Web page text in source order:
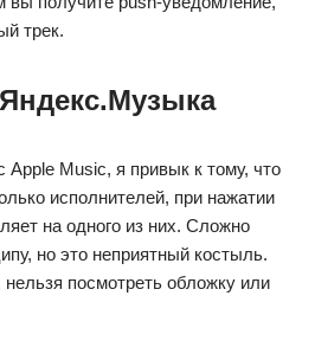
трек.
Apple Music, я привык к тому, что
исполнителей, при нажатии
на одного из них. Сложно
но это неприятный костыль.
посмотреть обложку или